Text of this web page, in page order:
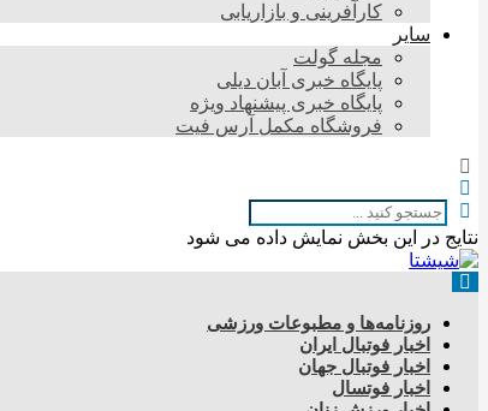
کارآفرینی و بازاریابی
سایر
مجله گولت
پایگاه خبری آبان دیلی
پایگاه خبری پیشنهاد ویژه
فروشگاه مکمل آرس فیت
نتایج در این بخش نمایش داده می شود
روزنامه‌ها و مطبوعات ورزشی
اخبار فوتبال ایران
اخبار فوتبال جهان
اخبار فوتسال